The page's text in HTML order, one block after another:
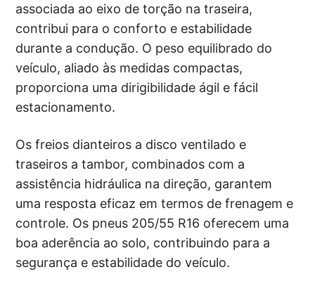
associada ao eixo de torção na traseira,
contribui para o conforto e estabilidade
durante a condução. O peso equilibrado do
veículo, aliado às medidas compactas,
proporciona uma dirigibilidade ágil e fácil
estacionamento.
Os freios dianteiros a disco ventilado e
traseiros a tambor, combinados com a
assistência hidráulica na direção, garantem
uma resposta eficaz em termos de frenagem e
controle. Os pneus 205/55 R16 oferecem uma
boa aderência ao solo, contribuindo para a
segurança e estabilidade do veículo.